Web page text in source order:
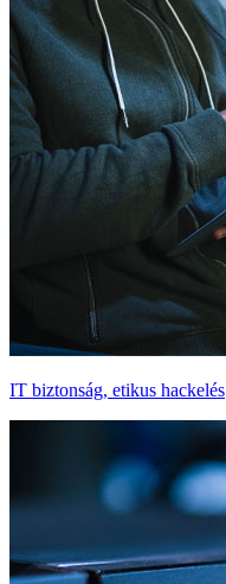
IT biztonság, etikus hackelés